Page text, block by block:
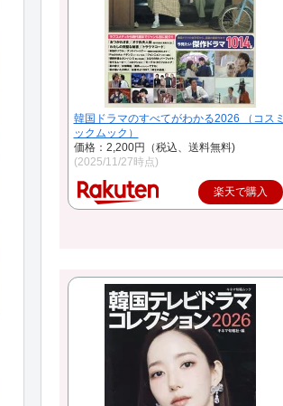
韓国ドラマのすべてがわかる2026 （コスミ
ックムック）
価格：2,200円（税込、送料無料)
(2025/11/27時点)
楽天で購入